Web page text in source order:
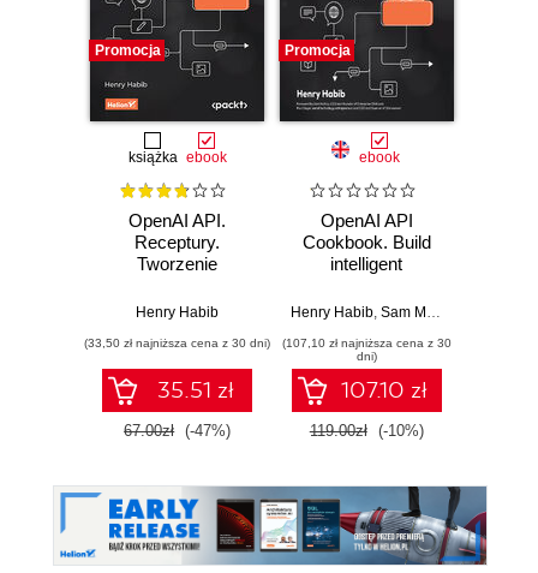
Promocja
książka ebook
OpenAI API.
Receptury.
Tworzenie
aplikacji,
wirtualnych
asystentów i
generatorów treści
Henry Habib
(33,50 zł najniższa cena z 30 dni)
35.51 zł
67.00zł (-47%)
Promocja
ebook
OpenAI API
Cookbook. Build
intelligent
including chatbots,
and content
generators
Henry Habib, Sam McKay
(107,10 zł najniższa cena z 30
dni)
107.10 zł
119.00zł (-10%)